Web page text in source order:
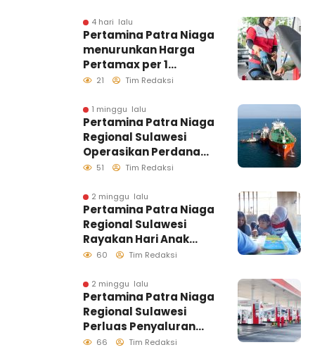
Distribusi Biosolar
Berjalan Optimal
4 hari lalu
Pertamina Patra Niaga
menurunkan Harga
Pertamax per 1
Agustus 2026
21 Tim Redaksi
1 minggu lalu
Pertamina Patra Niaga
Regional Sulawesi
Operasikan Perdana
Ship to Ship
Distribusi B50 di
Kawasan Timur
Sulawesi
51 Tim Redaksi
2 minggu lalu
Pertamina Patra Niaga
Regional Sulawesi
Rayakan Hari Anak
Nasional Melalui
Ruang Tumbuh
Generasi Penjaga
Pesisir
60 Tim Redaksi
2 minggu lalu
Pertamina Patra Niaga
Regional Sulawesi
Perluas Penyaluran
Biosolar B50, Kini
66 Tim Redaksi